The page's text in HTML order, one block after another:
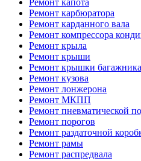
Ремонт капота
Ремонт карбюратора
Ремонт карданного вала
Ремонт компрессора
Ремонт крыла
Ремонт крыши
Ремонт крышки багажника
Ремонт кузова
Ремонт лонжерона
Ремонт МКПП
Ремонт пневматической
Ремонт порогов
Ремонт раздаточной
Ремонт рамы
Ремонт распредвала